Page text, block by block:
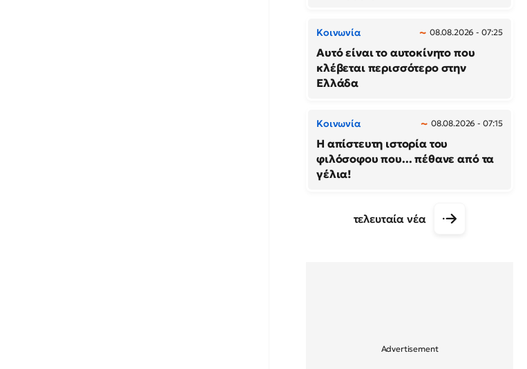
Κοινωνία 08.08.2026 - 07:25
Αυτό είναι το αυτοκίνητο που
κλέβεται περισσότερο στην
Ελλάδα
Κοινωνία 08.08.2026 - 07:15
Η απίστευτη ιστορία του
φιλόσοφου που... πέθανε από τα
γέλια!
τελευταία νέα